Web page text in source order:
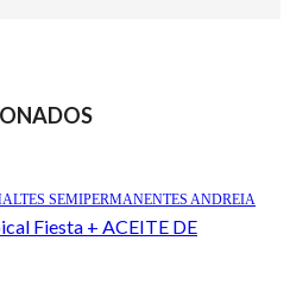
SEMIPERMANENTES ANDREIA
Fiesta + ACEITE DE